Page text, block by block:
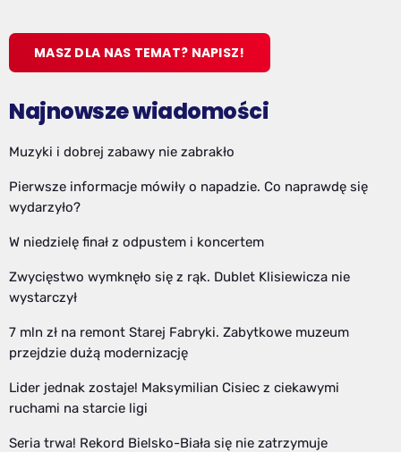
MASZ DLA NAS TEMAT? NAPISZ!
Najnowsze wiadomości
Muzyki i dobrej zabawy nie zabrakło
Pierwsze informacje mówiły o napadzie. Co naprawdę się
wydarzyło?
W niedzielę finał z odpustem i koncertem
Zwycięstwo wymknęło się z rąk. Dublet Klisiewicza nie
wystarczył
7 mln zł na remont Starej Fabryki. Zabytkowe muzeum
przejdzie dużą modernizację
Lider jednak zostaje! Maksymilian Cisiec z ciekawymi
ruchami na starcie ligi
Seria trwa! Rekord Bielsko-Biała się nie zatrzymuje